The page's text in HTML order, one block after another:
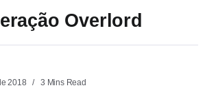
Overlord
2018 3 Mins Read